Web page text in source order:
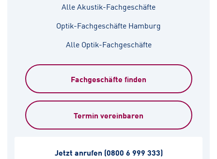
Alle Akustik-Fachgeschäfte
Optik-Fachgeschäfte Hamburg
Alle Optik-Fachgeschäfte
Fachgeschäfte finden
Termin vereinbaren
Jetzt anrufen (0800 6 999 333)